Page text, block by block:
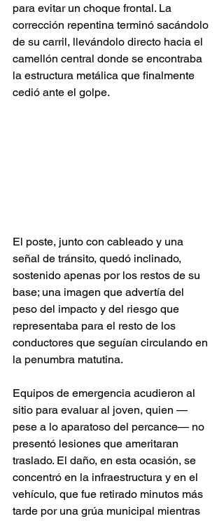
para evitar un choque frontal. La
corrección repentina terminó sacándolo
de su carril, llevándolo directo hacia el
camellón central donde se encontraba
la estructura metálica que finalmente
cedió ante el golpe.
El poste, junto con cableado y una
señal de tránsito, quedó inclinado,
sostenido apenas por los restos de su
base; una imagen que advertía del
peso del impacto y del riesgo que
representaba para el resto de los
conductores que seguían circulando en
la penumbra matutina.
Equipos de emergencia acudieron al
sitio para evaluar al joven, quien —
pese a lo aparatoso del percance— no
presentó lesiones que ameritaran
traslado. El daño, en esta ocasión, se
concentró en la infraestructura y en el
vehículo, que fue retirado minutos más
tarde por una grúa municipal mientras